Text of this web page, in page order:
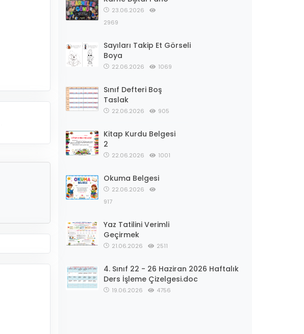
23.06.2026
2969
Sayıları Takip Et Görseli
Boya
22.06.2026 1069
Sınıf Defteri Boş
Taslak
22.06.2026 905
Kitap Kurdu Belgesi
2
22.06.2026 1001
Okuma Belgesi
22.06.2026
917
Yaz Tatilini Verimli
Geçirmek
21.06.2026 2511
4. Sınıf 22 - 26 Haziran 2026 Haftalık
Ders İşleme Çizelgesi.doc
19.06.2026 4756